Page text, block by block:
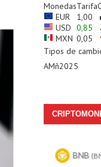
MonedasTarifa
EUR
1,00
USD 0,85
MXN 0,05
Tipos de
AMñ2025
(BNB) $ 591.93